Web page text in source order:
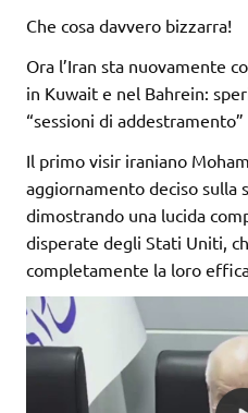
Che cosa davvero bizzarra!
Ora l’Iran sta nuovamente
in Kuwait e nel Bahrein:
“sessioni di addestramento”
Il primo visir iraniano
aggiornamento deciso sulla
dimostrando una lucida
disperate degli Stati Uniti,
completamente la loro